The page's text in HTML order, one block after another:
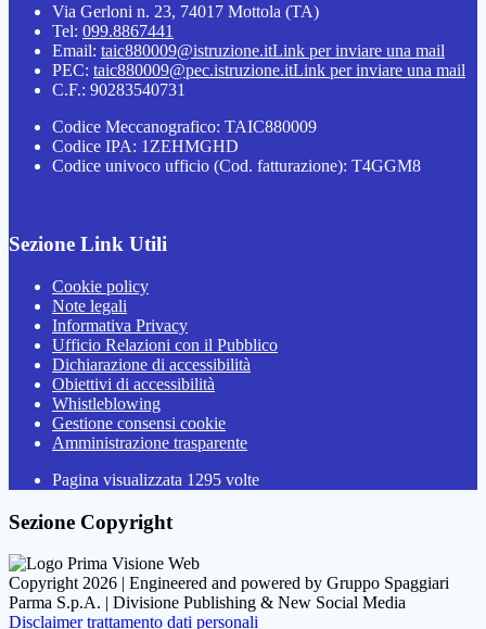
Via Gerloni n. 23, 74017 Mottola (TA)
Tel: 099.8867441
Email: taic880009@istruzione.itLink per inviare una mail
PEC: taic880009@pec.istruzione.itLink per inviare una mail
C.F.: 90283540731
Codice Meccanografico: TAIC880009
Codice IPA: 1ZEHMGHD
Codice univoco ufficio (Cod. fatturazione): T4GGM8
Sezione Link Utili
Cookie policy
Note legali
Informativa Privacy
Ufficio Relazioni con il Pubblico
Dichiarazione di accessibilità
Obiettivi di accessibilità
Whistleblowing
Gestione consensi cookie
Amministrazione trasparente
Pagina visualizzata 1295 volte
Sezione Copyright
Copyright 2026 | Engineered and powered by Gruppo Spaggiari
Parma S.p.A. | Divisione Publishing & New Social Media
Disclaimer trattamento dati personali